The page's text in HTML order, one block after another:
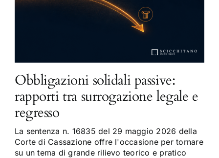
Obbligazioni solidali passive:
rapporti tra surrogazione legale e
regresso
La sentenza n. 16835 del 29 maggio 2026 della
Corte di Cassazione offre l'occasione per tornare
su un tema di grande rilievo teorico e pratico